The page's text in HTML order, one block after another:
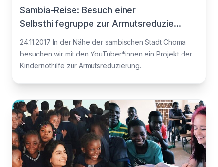
Sambia-Reise: Besuch einer
Selbsthilfegruppe zur Armutsreduzie...
24.11.2017 In der Nähe der sambischen Stadt Choma
besuchen wir mit den YouTuber*innen ein Projekt der
Kindernothilfe zur Armutsreduzierung.